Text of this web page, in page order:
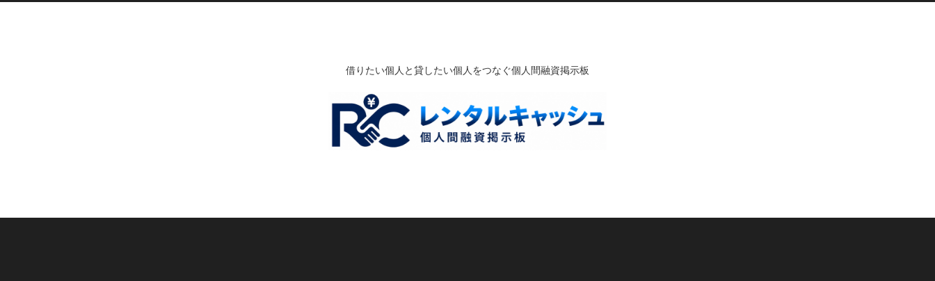
借りたい個人と貸したい個人をつなぐ個人間融資掲示板